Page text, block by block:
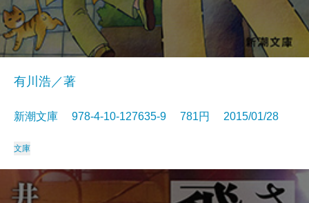
有川浩／著
新潮文庫 978-4-10-127635-9 781円 2015/01/28
文庫